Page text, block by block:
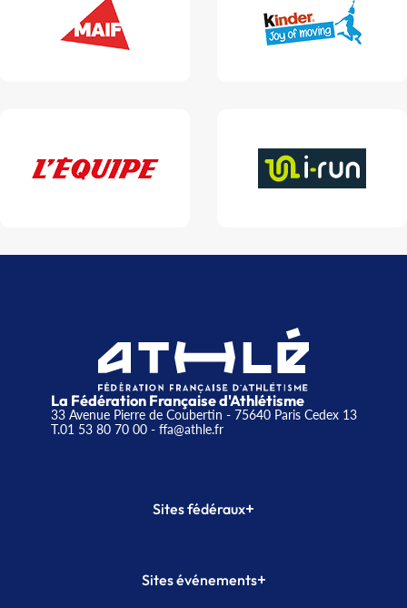
La Fédération Française d'Athlétisme
33 Avenue Pierre de Coubertin - 75640 Paris Cedex 13
T.01 53 80 70 00- ffa@athle.fr
Sites fédéraux+
Plateforme Formation
Sites événements+